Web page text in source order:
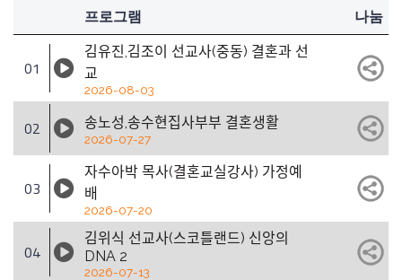
프로그램 나눔
01
김유진,김조이 선교사(중동) 결혼과 선
교
2026-08-03
02 송노성,송수현집사부부 결혼생활
2026-07-27
03
자수아박 목사(결혼교실강사) 가정예
배
2026-07-20
04
김위식 선교사(스코틀랜드) 신앙의
DNA 2
2026-07-13